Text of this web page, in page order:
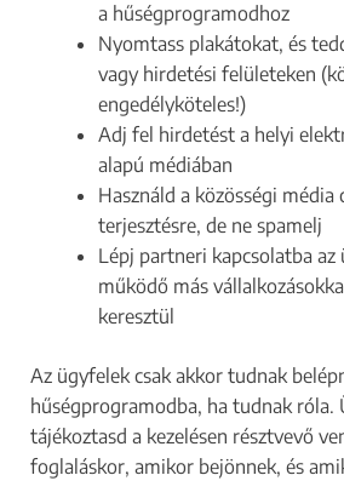
a hűségprogramodhoz
Nyomtass plakátokat, és
vagy hirdetési felületeken
engedélyköteles!)
Adj fel hirdetést a helyi
alapú médiában
Használd a közösségi
terjesztésre, de ne spamelj
Lépj partneri kapcsolatba az
működő más
keresztül
Az ügyfelek csak akkor tudnak
hűségprogramodba, ha tudnak róla.
tájékoztasd a kezelésen résztvevő
foglaláskor, amikor bejönnek, és